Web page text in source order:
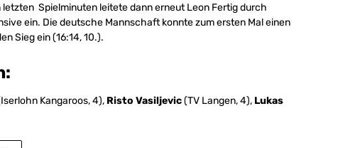
Spielminuten leitete dann erneut Leon Fertig durch
ein. Die deutsche Mannschaft konnte zum ersten Mal einen
Sieg ein (16:14, 10.).
Kangaroos, 4), Risto Vasiljevic(TV Langen, 4), Lukas